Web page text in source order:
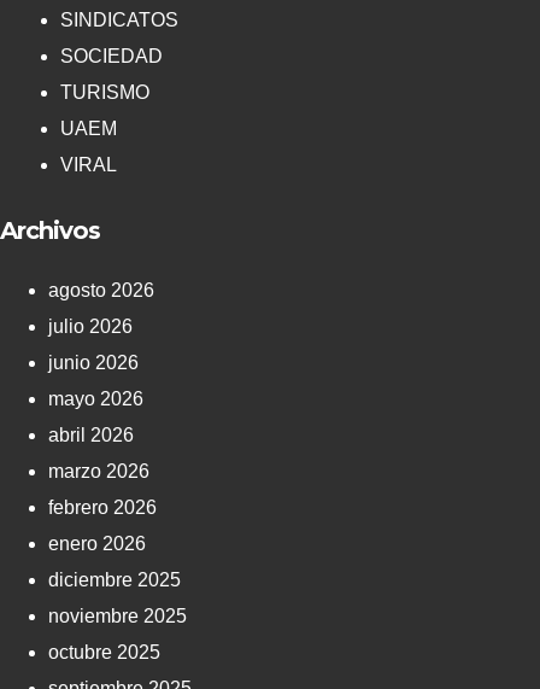
SINDICATOS
SOCIEDAD
TURISMO
UAEM
VIRAL
Archivos
agosto 2026
julio 2026
junio 2026
mayo 2026
abril 2026
marzo 2026
febrero 2026
enero 2026
diciembre 2025
noviembre 2025
octubre 2025